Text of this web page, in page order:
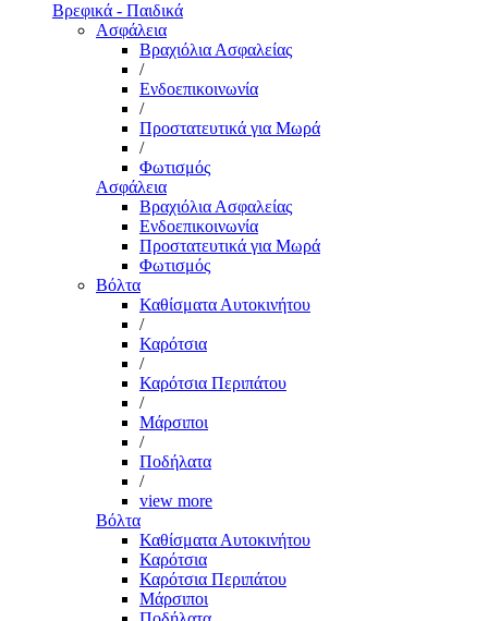
Βρεφικά - Παιδικά
Ασφάλεια
Βραχιόλια Ασφαλείας
/
Ενδοεπικοινωνία
/
Προστατευτικά για Μωρά
/
Φωτισμός
Ασφάλεια
Βραχιόλια Ασφαλείας
Ενδοεπικοινωνία
Προστατευτικά για Μωρά
Φωτισμός
Βόλτα
Καθίσματα Αυτοκινήτου
/
Καρότσια
/
Καρότσια Περιπάτου
/
Μάρσιποι
/
Ποδήλατα
/
view more
Βόλτα
Καθίσματα Αυτοκινήτου
Καρότσια
Καρότσια Περιπάτου
Μάρσιποι